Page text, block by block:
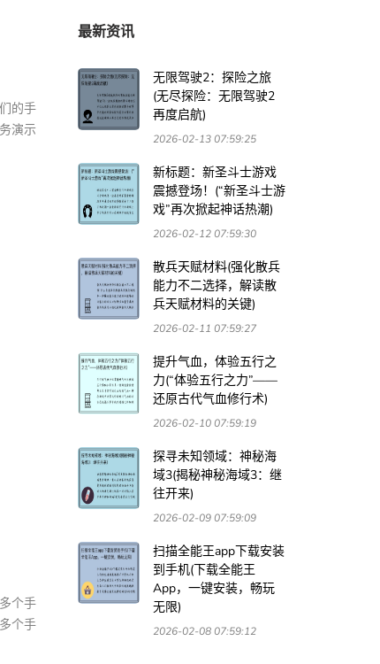
的手
演示
个手
个手
最新资讯
无限驾驶2：探险之旅
(无尽探险：无限驾驶2
再度启航)
2026-02-13 07:59:25
新标题：新圣斗士游戏
震撼登场！(“新圣斗士游
戏”再次掀起神话热潮)
2026-02-12 07:59:30
散兵天赋材料(强化散兵
能力不二选择，解读散
兵天赋材料的关键)
2026-02-11 07:59:27
提升气血，体验五行之
力(“体验五行之力”——
还原古代气血修行术)
2026-02-10 07:59:19
探寻未知领域：神秘海
域3(揭秘神秘海域3：继
往开来)
2026-02-09 07:59:09
扫描全能王app下载安装
到手机(下载全能王
App，一键安装，畅玩
无限)
2026-02-08 07:59:12